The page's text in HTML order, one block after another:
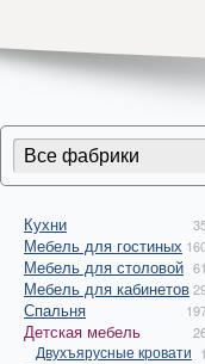
Кухни
Мебель для гостиных
Мебель для столовой
Мебель для кабинетов
Спальня
Детская мебель
Двухъярусные кровати